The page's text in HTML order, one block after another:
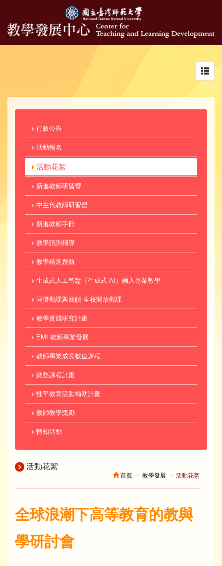
行政公告
活動報名
活動花絮
新進教師研習營
中生代教師研習營
新進教師手冊
教學諮詢輔導
教學精進創新
生成式人工智慧（生成式 AI）融入專業教學
同儕觀課與回饋-全校開放觀課
教學實踐研究計畫
EMI 教師專業發展
教師專業成長數位課程
總整課程計畫
性平教育活動補助計畫
教師教學獎勵
轉知活動
活動花絮
首頁 教學發展 活動花絮
全球浪潮下高等教育的教與
學研討會